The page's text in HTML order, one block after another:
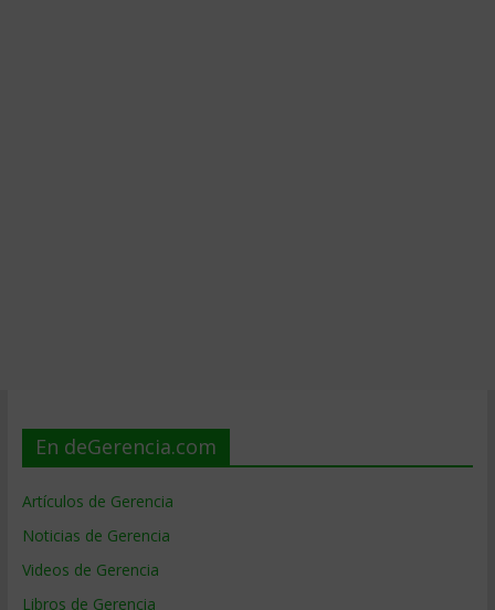
En deGerencia.com
Artículos de Gerencia
Noticias de Gerencia
Videos de Gerencia
Libros de Gerencia